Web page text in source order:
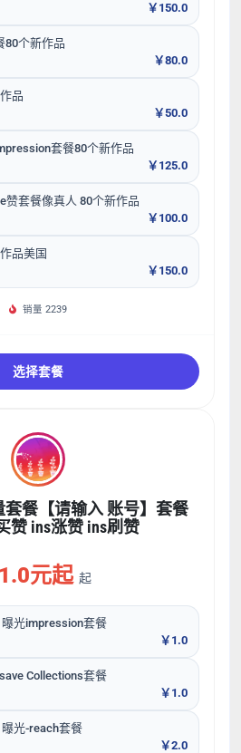
￥150.0
80个新作品
￥80.0
品
￥50.0
套餐80个新作品
￥125.0
赞套餐像真人 80个新作品
￥100.0
品美国
￥150.0
销量 2239
选择套餐
套餐【请输入 账号】套餐
(VIP) ins买赞 ins涨赞 ins刷赞
1.0元起 起
光impression套餐
￥1.0
Collections套餐
￥1.0
光-reach套餐
￥2.0